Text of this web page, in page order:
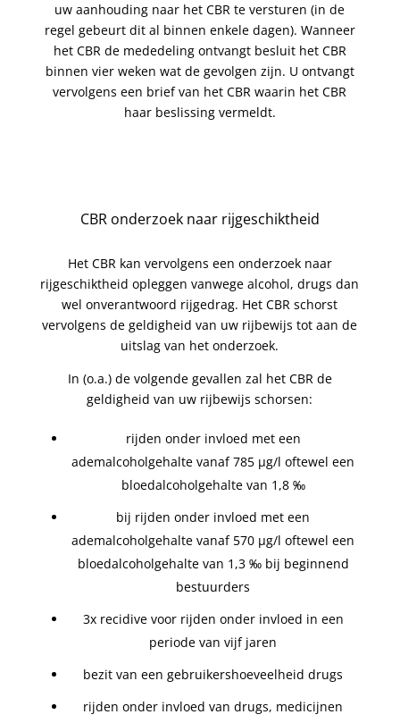
uw aanhouding naar het CBR te versturen (in de
regel gebeurt dit al binnen enkele dagen). Wanneer
het CBR de mededeling ontvangt besluit het CBR
binnen vier weken wat de gevolgen zijn. U ontvangt
vervolgens een brief van het CBR waarin het CBR
haar beslissing vermeldt.
CBR onderzoek naar rijgeschiktheid
Het CBR kan vervolgens een onderzoek naar
rijgeschiktheid opleggen vanwege alcohol, drugs dan
wel onverantwoord rijgedrag. Het CBR schorst
vervolgens de geldigheid van uw rijbewijs tot aan de
uitslag van het onderzoek.
In (o.a.) de volgende gevallen zal het CBR de
geldigheid van uw rijbewijs schorsen:
rijden onder invloed met een
ademalcoholgehalte vanaf 785 µg/l oftewel een
bloedalcoholgehalte van 1,8 ‰
bij rijden onder invloed met een
ademalcoholgehalte vanaf 570 µg/l oftewel een
bloedalcoholgehalte van 1,3 ‰ bij beginnend
bestuurders
3x recidive voor rijden onder invloed in een
periode van vijf jaren
bezit van een gebruikershoeveelheid drugs
rijden onder invloed van drugs, medicijnen